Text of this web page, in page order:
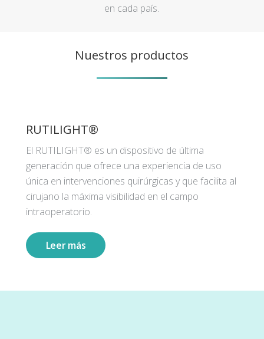
en cada país.
Nuestros productos
RUTILIGHT®
El RUTILIGHT® es un dispositivo de última
generación que ofrece una experiencia de uso
única en intervenciones quirúrgicas y que facilita al
cirujano la máxima visibilidad en el campo
intraoperatorio.
Leer más